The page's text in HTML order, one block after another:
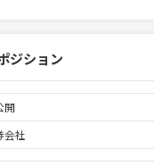
ジション
開
会社